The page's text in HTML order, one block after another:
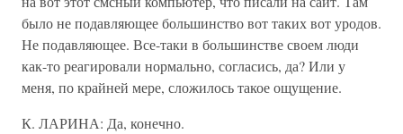
было не подавляющее большинство вот таких вот уродов.
Не подавляющее. Все-таки в большинстве своем люди
как-то реагировали нормально, согласись, да? Или у
меня, по крайней мере, сложилось такое ощущение.
К. ЛАРИНА: Да, конечно.